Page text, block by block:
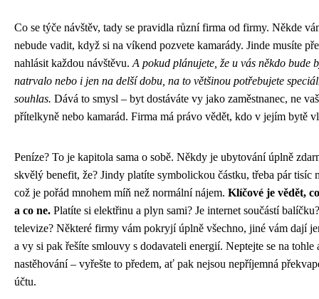
Co se týče návštěv, tady se pravidla různí firma od firmy. Někde
nebude vadit, když si na víkend pozvete kamarády. Jinde musíte
nahlásit každou návštěvu. A pokud plánujete, že u vás někdo bude
natrvalo nebo i jen na delší dobu, na to většinou potřebujete
souhlas. Dává to smysl – byt dostáváte vy jako zaměstnanec, ne
přítelkyně nebo kamarád. Firma má právo vědět, kdo v jejím bytě
Peníze? To je kapitola sama o sobě. Někdy je ubytování úplně
skvělý benefit, že? Jindy platíte symbolickou částku, třeba pár tisíc
což je pořád mnohem míň než normální nájem. Klíčové je vědět,
a co ne. Platíte si elektřinu a plyn sami? Je internet součástí
televize? Některé firmy vám pokryjí úplně všechno, jiné vám dají
a vy si pak řešíte smlouvy s dodavateli energií. Neptejte se na tohle
nastěhování – vyřešte to předem, ať pak nejsou nepříjemná
účtu.